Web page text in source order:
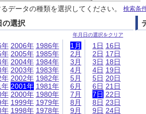
データの種類を選択してください。 検索条
の選択
年月日の選択をクリア
年
年
年
年
年
年
年
年
年
2006年
2005年
2004年
2003年
2002年
2001年
2000年
1999年
1998年
1986年
1985年
1984年
1983年
1982年
1981年
1980年
1979年
1978年
1月
2月
3月
4月
5月
6月
7月
8月
9月
1日
2日
3日
4日
5日
6日
7日
8日
9日
16日
17日
18日
19日
20日
21日
22日
23日
24日